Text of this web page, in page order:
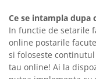
Ce se intampla dupa
In functie de setarile
online postarile
si foloseste
tau online! Ai la